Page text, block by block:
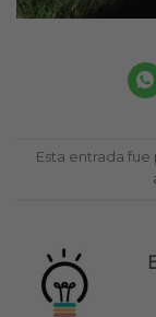
Esta entrada